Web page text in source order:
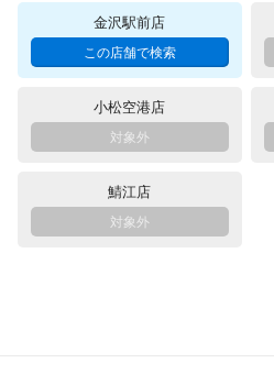
金沢駅前店
小松空港店
鯖江店